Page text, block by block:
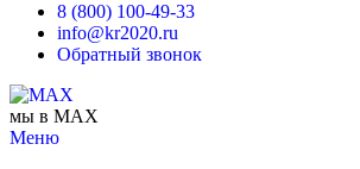
8 (800) 100-49-33
info@kr2020.ru
Обратный звонок
мы в MAX
Меню